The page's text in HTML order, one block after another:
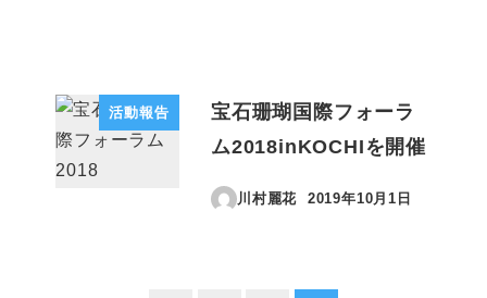
活動報告
宝石珊瑚国際フォーラ
ム2018inKOCHIを開催
川村麗花
投稿日
2019年10月1日